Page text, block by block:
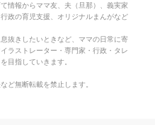
情報からママ友、夫（旦那）、義実家
政の育児支援、オリジナルまんがなど
抜きしたいときなど、ママの日常に寄
ラストレーター・専門家・行政・タレ
目指していきます。
ど無断転載を禁止します。